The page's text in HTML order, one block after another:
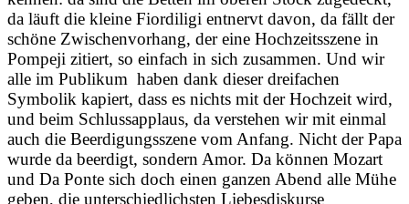
da läuft die kleine Fiordiligi entnervt davon, da fällt der
schöne Zwischenvorhang, der eine Hochzeitsszene in
Pompeji zitiert, so einfach in sich zusammen. Und wir
alle im Publikum haben dank dieser dreifachen
Symbolik kapiert, dass es nichts mit der Hochzeit wird,
und beim Schlussapplaus, da verstehen wir mit einmal
auch die Beerdigungsszene vom Anfang. Nicht der Papa
wurde da beerdigt, sondern Amor. Da können Mozart
und Da Ponte sich doch einen ganzen Abend alle Mühe
geben, die unterschiedlichsten Liebesdiskurse